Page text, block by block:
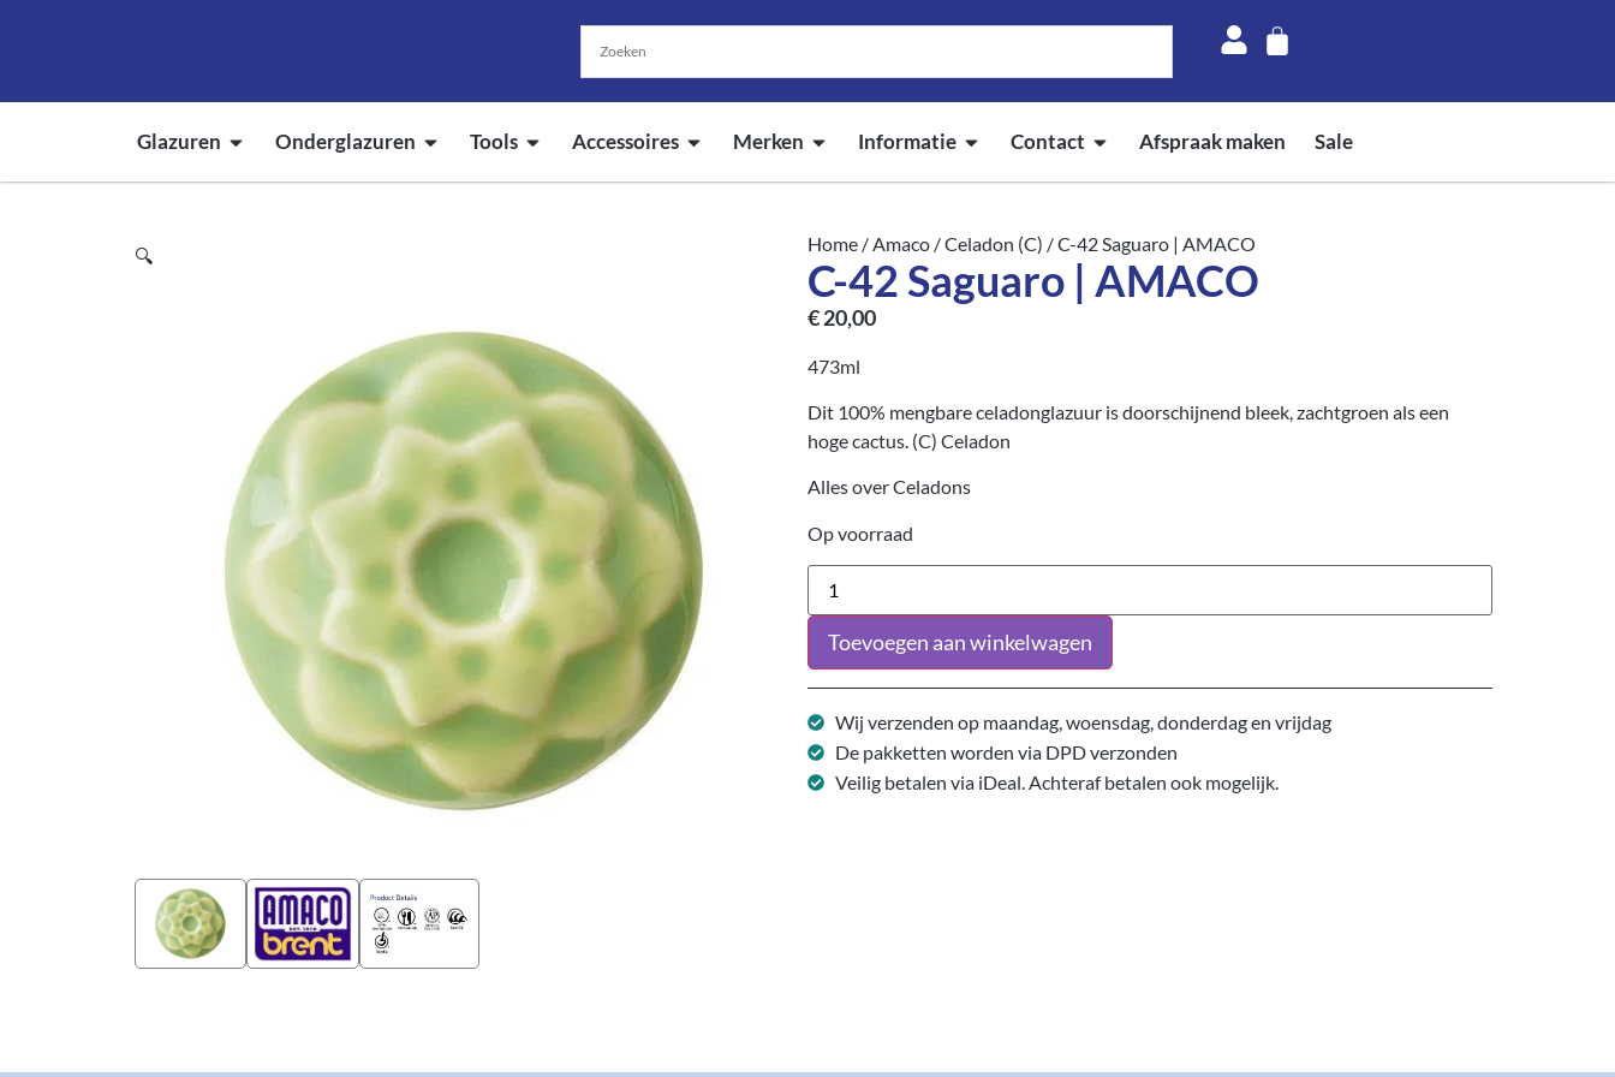
Glazuren Onderglazuren Tools Accessoires Merken Informatie Contact Afspraak maken Sale
🔍
Home /Amaco /Celadon (C) / C-42 Saguaro | AMACO
C-42 Saguaro | AMACO
€20,00
473ml
Dit 100% mengbare celadonglazuur is doorschijnend bleek, zachtgroen als een
hoge cactus. (C) Celadon
Alles over Celadons
Op voorraad
Toevoegen aan winkelwagen
Wij verzenden op maandag, woensdag, donderdag en vrijdag
De pakketten worden via DPD verzonden
Veilig betalen via iDeal. Achteraf betalen ook mogelijk.